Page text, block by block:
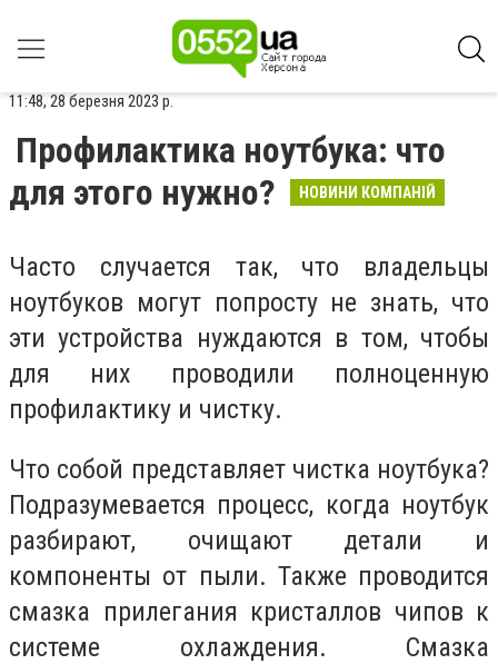
11:48, 28 березня 2023 р.
Профилактика ноутбука: что
для этого нужно?
НОВИНИ КОМПАНІЙ
Часто случается так, что владельцы
ноутбуков могут попросту не знать, что
эти устройства нуждаются в том, чтобы
для них проводили полноценную
профилактику и чистку.
Что собой представляет чистка ноутбука?
Подразумевается процесс, когда ноутбук
разбирают, очищают детали и
компоненты от пыли. Также проводится
смазка прилегания кристаллов чипов к
системе охлаждения. Смазка